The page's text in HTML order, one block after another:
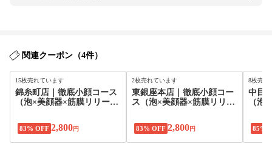
関連クーポン（4件）
15枚売れています
錦糸町店｜徹底小顔コース
（泡×美顔器×筋膜リリー
83% OFF 2,800円
2枚売れています
東銀座本店｜徹底小顔コー
ス（泡×美顔器×筋膜リリー
83% OFF 2,800円
8枚売れ
中目
（泡
85%